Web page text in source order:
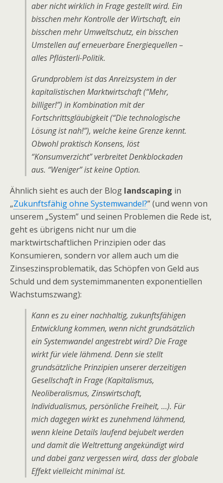
aber nicht wirklich in Frage gestellt wird. Ein
bisschen mehr Kontrolle der Wirtschaft, ein
bisschen mehr Umweltschutz, ein bisschen
Umstellen auf erneuerbare Energiequellen –
alles Pflästerli-Politik.
Grundproblem ist das Anreizsystem in der
kapitalistischen Marktwirtschaft (“Mehr,
billiger!”) in Kombination mit der
Fortschrittsgläubigkeit (“Die technologische
Lösung ist nah!”), welche keine Grenze kennt.
Obwohl praktisch Konsens, löst
“Konsumverzicht” verbreitet Denkblockaden
aus. “Weniger” ist keine Option.
Ähnlich sieht es auch der Blog landscaping in
„Zukunftsfähig ohne Systemwandel?” (und wenn von
unserem „System” und seinen Problemen die Rede ist,
geht es übrigens nicht nur um die
marktwirtschaftlichen Prinzipien oder das
Konsumieren, sondern vor allem auch um die
Zinseszinsproblematik, das Schöpfen von Geld aus
Schuld und dem systemimmanenten exponentiellen
Wachstumszwang):
Kann es zu einer nachhaltig, zukunftsfähigen
Entwicklung kommen, wenn nicht grundsätzlich
ein Systemwandel angestrebt wird? Die Frage
wirkt für viele lähmend. Denn sie stellt
grundsätzliche Prinzipien unserer derzeitigen
Gesellschaft in Frage (Kapitalismus,
Neoliberalismus, Zinswirtschaft,
Individualismus, persönliche Freiheit, …). Für
mich dagegen wirkt es zunehmend lähmend,
wenn kleine Details laufend bejubelt werden
und damit die Weltrettung angekündigt wird
und dabei ganz vergessen wird, dass der globale
Effekt vielleicht minimal ist.